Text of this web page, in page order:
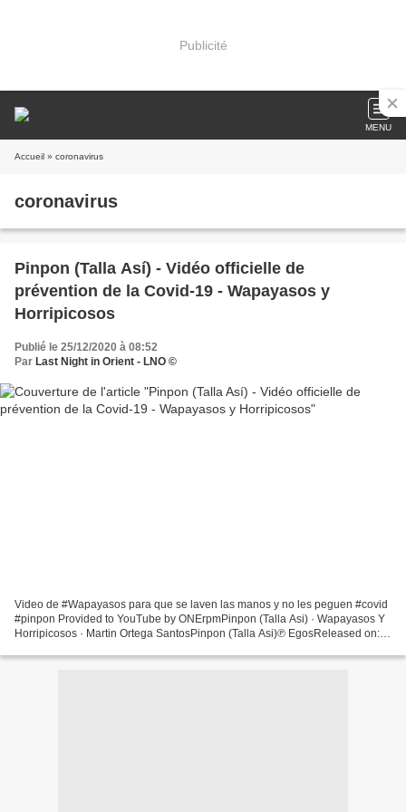
Publicité
MENU
Accueil » coronavirus
coronavirus
Pinpon (Talla Así) - Vidéo officielle de
prévention de la Covid-19 - Wapayasos y
Horripicosos
Publié le 25/12/2020 à 08:52
Par Last Night in Orient - LNO ©
Video de #Wapayasos para que se laven las manos y no les peguen #covid
#pinpon Provided to YouTube by ONErpmPinpon (Talla Asi) · Wapayasos Y
Horripicosos · Martin Ortega SantosPinpon (Talla Asi)℗ EgosReleased on: